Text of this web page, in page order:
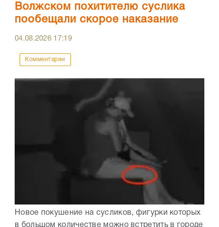
Волжском похитителю суслика
пообещали скорое наказание
04.08.2026 17:19
Комментарии
Новое покушение на сусликов, фигурки которых
в большом количестве можно встретить в городе